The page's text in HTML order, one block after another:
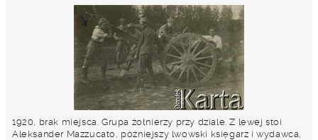
1920, brak miejsca. Grupa żołnierzy przy dziale. Z lewej stoi
Aleksander Mazzucato, późniejszy lwowski księgarz i wydawca,